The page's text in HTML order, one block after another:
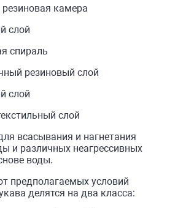
камера
слой
спираль
резиновый слой
слой
слой
всасывания и нагнетания
и различных неагрессивных
воды.
предполагаемых условий
делятся на два класса: